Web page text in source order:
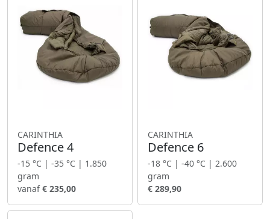
CARINTHIA
Defence 4
-15 °C | -35 °C | 1.850
gram
vanaf€ 235,00
CARINTHIA
Defence 6
-18 °C | -40 °C | 2.600
gram
€ 289,90